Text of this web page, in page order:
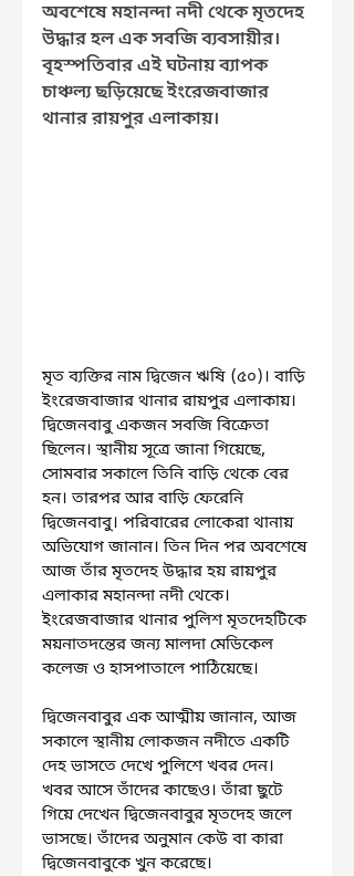
অবশেষে মহানন্দা নদী থেকে মৃতদেহ
উদ্ধার হল এক সবজি ব্যবসায়ীর।
বৃহস্পতিবার এই ঘটনায় ব্যাপক
চাঞ্চল্য ছড়িয়েছে ইংরেজবাজার
থানার রায়পুর এলাকায়।
মৃত ব্যক্তির নাম দ্বিজেন ঋষি (৫০)। বাড়ি
ইংরেজবাজার থানার রায়পুর এলাকায়।
দ্বিজেনবাবু একজন সবজি বিক্রেতা
ছিলেন। স্থানীয় সূত্রে জানা গিয়েছে,
সোমবার সকালে তিনি বাড়ি থেকে বের
হন। তারপর আর বাড়ি ফেরেনি
দ্বিজেনবাবু। পরিবারের লোকেরা থানায়
অভিযোগ জানান। তিন দিন পর অবশেষে
আজ তাঁর মৃতদেহ উদ্ধার হয় রায়পুর
এলাকার মহানন্দা নদী থেকে।
ইংরেজবাজার থানার পুলিশ মৃতদেহটিকে
ময়নাতদন্তের জন্য মালদা মেডিকেল
কলেজ ও হাসপাতালে পাঠিয়েছে।
দ্বিজেনবাবুর এক আত্মীয় জানান, আজ
সকালে স্থানীয় লোকজন নদীতে একটি
দেহ ভাসতে দেখে পুলিশে খবর দেন।
খবর আসে তাঁদের কাছেও। তাঁরা ছুটে
গিয়ে দেখেন দ্বিজেনবাবুর মৃতদেহ জলে
ভাসছে। তাঁদের অনুমান কেউ বা কারা
দ্বিজেনবাবুকে খুন করেছে।